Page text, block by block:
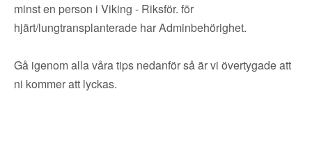
minst en person i Viking - Riksför. för
hjärt/lungtransplanterade har Adminbehörighet.
Gå igenom alla våra tips nedanför så är vi övertygade att
ni kommer att lyckas.